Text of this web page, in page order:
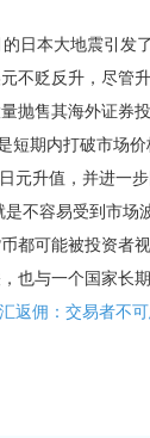
本大地震引发
不贬反升，尽管
抛售其海外证券
期内打破市场
升值，并进一步
容易受到市场
都可能被投资者
也与一个国家长
返佣：交易者不可